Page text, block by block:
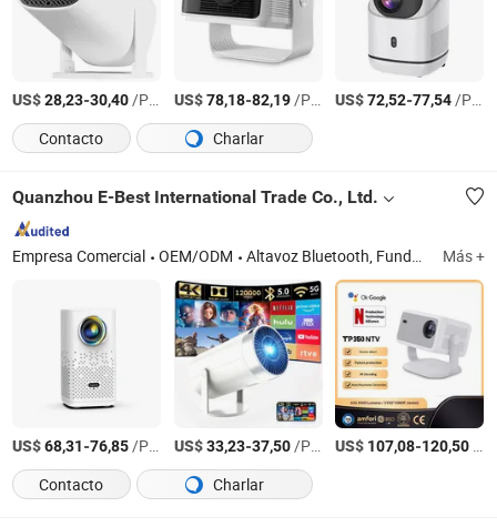
US$28,23-30,40/Pieza US$78,18-82,19/Pieza US$72,52-77,54/Pieza
Contacto
Charlar
Quanzhou E-Best International Trade Co., Ltd.
Empresa Comercial OEM/ODM Altavoz Bluetooth, Funda para teléfono, Batería externa, Dispositivo de belleza, Proyector portátil, Cámara IP Poe, Ratón, Freidora de aire, Afeitadoras, Auriculares inalámbricos Más +
US$68,31-76,85/Pieza US$33,23-37,50/Pieza US$ 107,08-120,50
Contacto
Charlar